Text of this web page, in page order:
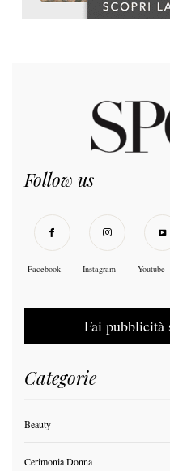
Follow us
Facebook Instagram Youtube
Fai pubblicità
Categorie
Beauty
Cerimonia Donna